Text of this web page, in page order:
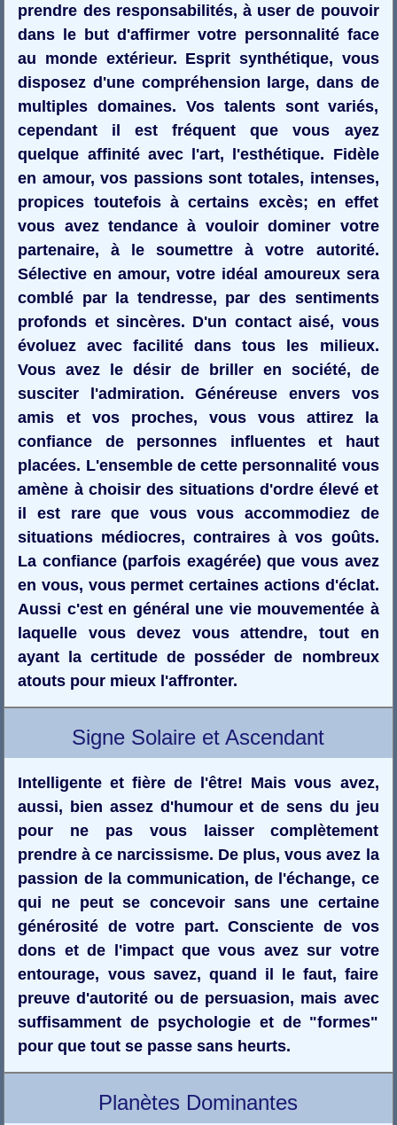
prendre des responsabilités, à user de pouvoir
dans le but d'affirmer votre personnalité face
au monde extérieur. Esprit synthétique, vous
disposez d'une compréhension large, dans de
multiples domaines. Vos talents sont variés,
cependant il est fréquent que vous ayez
quelque affinité avec l'art, l'esthétique. Fidèle
en amour, vos passions sont totales, intenses,
propices toutefois à certains excès; en effet
vous avez tendance à vouloir dominer votre
partenaire, à le soumettre à votre autorité.
Sélective en amour, votre idéal amoureux sera
comblé par la tendresse, par des sentiments
profonds et sincères. D'un contact aisé, vous
évoluez avec facilité dans tous les milieux.
Vous avez le désir de briller en société, de
susciter l'admiration. Généreuse envers vos
amis et vos proches, vous vous attirez la
confiance de personnes influentes et haut
placées. L'ensemble de cette personnalité vous
amène à choisir des situations d'ordre élevé et
il est rare que vous vous accommodiez de
situations médiocres, contraires à vos goûts.
La confiance (parfois exagérée) que vous avez
en vous, vous permet certaines actions d'éclat.
Aussi c'est en général une vie mouvementée à
laquelle vous devez vous attendre, tout en
ayant la certitude de posséder de nombreux
atouts pour mieux l'affronter.
Signe Solaire et Ascendant
Intelligente et fière de l'être! Mais vous avez,
aussi, bien assez d'humour et de sens du jeu
pour ne pas vous laisser complètement
prendre à ce narcissisme. De plus, vous avez la
passion de la communication, de l'échange, ce
qui ne peut se concevoir sans une certaine
générosité de votre part. Consciente de vos
dons et de l'impact que vous avez sur votre
entourage, vous savez, quand il le faut, faire
preuve d'autorité ou de persuasion, mais avec
suffisamment de psychologie et de "formes"
pour que tout se passe sans heurts.
Planètes Dominantes